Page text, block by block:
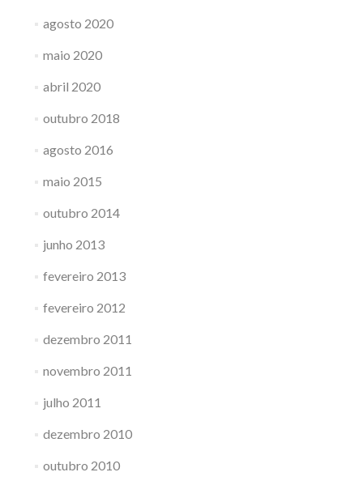
agosto 2020
maio 2020
abril 2020
outubro 2018
agosto 2016
maio 2015
outubro 2014
junho 2013
fevereiro 2013
fevereiro 2012
dezembro 2011
novembro 2011
julho 2011
dezembro 2010
outubro 2010